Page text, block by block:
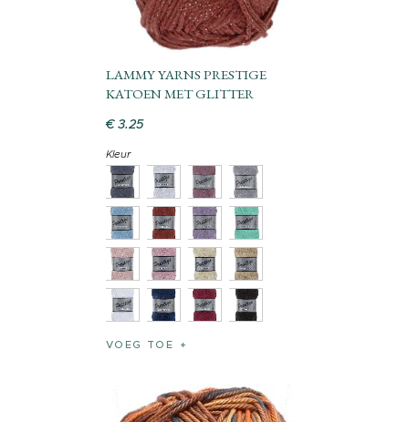
LAMMY YARNS PRESTIGE
KATOEN MET GLITTER
€ 3.25
Kleur
VOEG TOE